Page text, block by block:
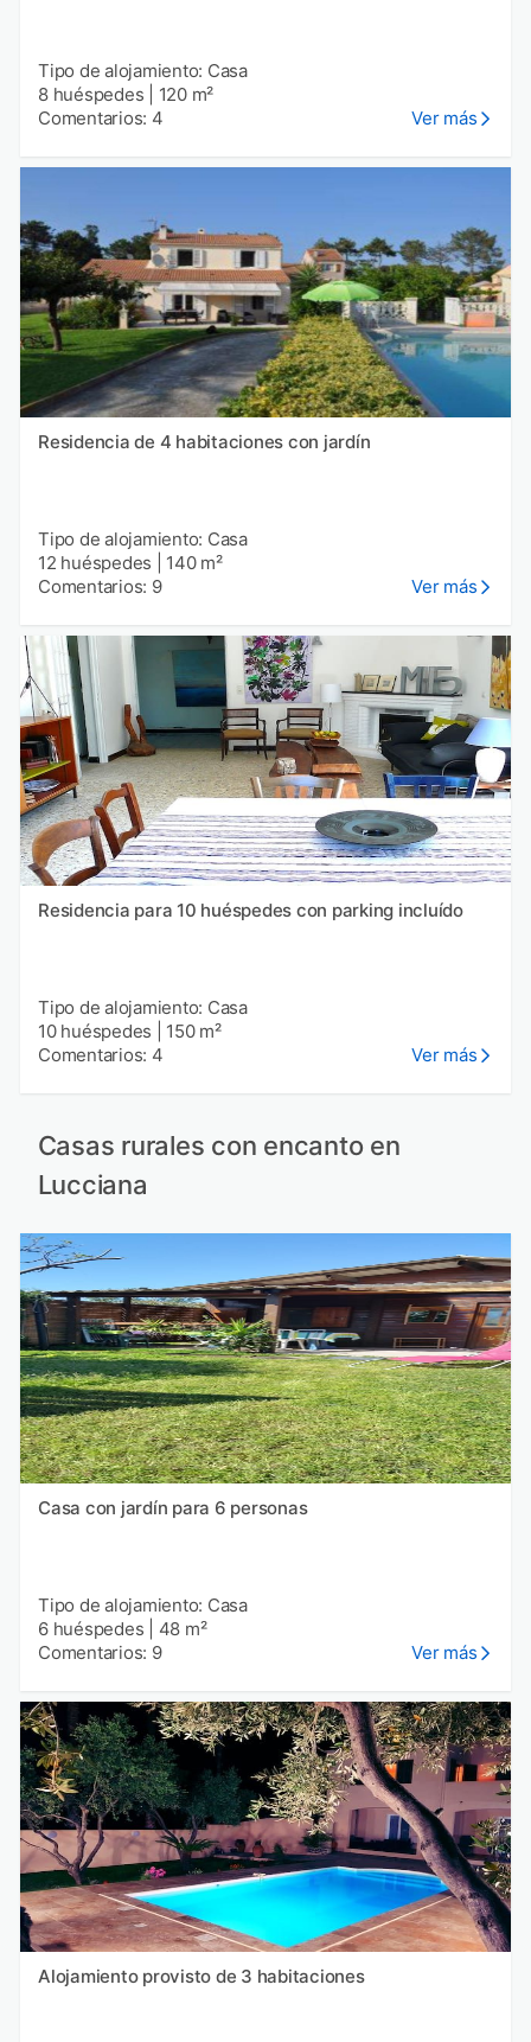
Tipo de alojamiento: Casa
8 huéspedes
120 m²
Comentarios: 4
Ver más
Residencia de 4 habitaciones con jardín
Tipo de alojamiento: Casa
12 huéspedes
140 m²
Comentarios: 9
Ver más
Residencia para 10 huéspedes con parking incluído
Tipo de alojamiento: Casa
10 huéspedes
150 m²
Comentarios: 4
Ver más
Casas rurales con encanto en
Lucciana
Casa con jardín para 6 personas
Tipo de alojamiento: Casa
6 huéspedes
48 m²
Comentarios: 9
Ver más
Alojamiento provisto de 3 habitaciones